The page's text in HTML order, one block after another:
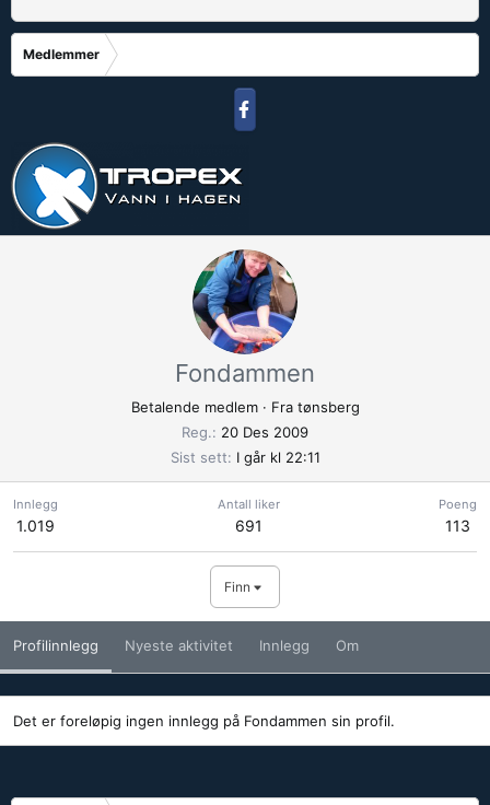
Medlemmer
Fondammen
Betalende medlem · Fra tønsberg
Reg.
20 Des 2009
Sist sett
I går kl 22:11
Innlegg
1.019
Antall liker
691
Poeng
113
Finn
Profilinnlegg Nyeste aktivitet Innlegg Om
Det er foreløpig ingen innlegg på Fondammen sin profil.